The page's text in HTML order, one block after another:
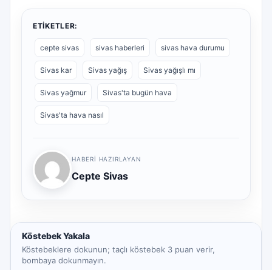
ETIKETLER:
cepte sivas sivas haberleri sivas hava durumu
Sivas kar Sivas yağış Sivas yağışlı mı
Sivas yağmur Sivas'ta bugün hava
Sivas'ta hava nasıl
HABERI HAZIRLAYAN
Cepte Sivas
Köstebek Yakala
Köstebeklere dokunun; taçlı köstebek 3 puan verir,
bombaya dokunmayın.